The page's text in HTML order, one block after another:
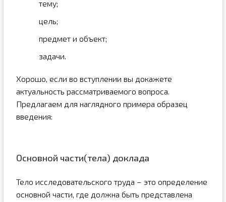
тему;
цель;
предмет и объект;
задачи.
Хорошо, если во вступлении вы докажете
актуальность рассматриваемого вопроса.
Предлагаем для наглядного примера образец
введения:
Основной части(тела) доклада
Тело исследовательского труда – это определение
основной части, где должна быть представлена